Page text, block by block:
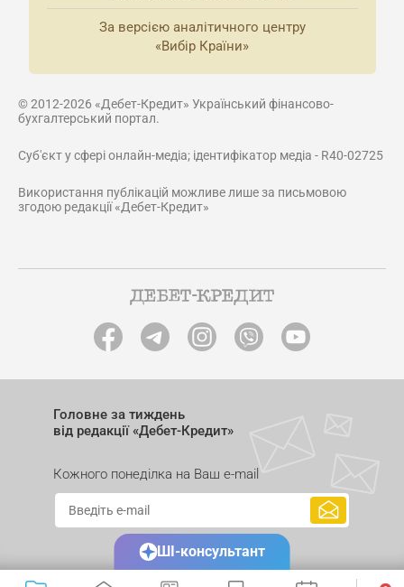
За версією аналітичного центру
«Вибір Країни»
© 2012-2026 «Дебет-Кредит» Український фінансово-
бухгалтерський портал.
Суб'єкт у сфері онлайн-медіа; ідентифікатор медіа - R40-02725
Використання публікацій можливе лише за письмовою
згодою редакції «Дебет-Кредит»
Головне за тиждень
від редакції «Дебет-Кредит»
Кожного понеділка на Ваш e-mail
ШІ-консультант